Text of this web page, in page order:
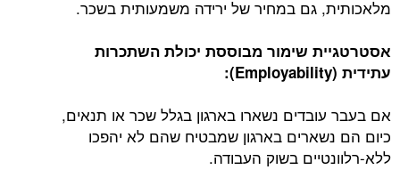
מלאכותית, גם במחיר של ירידה משמעותית בשכר.
אסטרטגיית שימור מבוססת יכולת השתכרות
עתידית (Employability
):
אם בעבר עובדים נשארו בארגון בגלל שכר או תנאים,
כיום הם נשארים בארגון שמבטיח שהם לא יהפכו
ללא-רלוונטיים בשוק העבודה.